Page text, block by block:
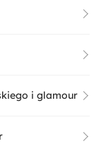
i glamour